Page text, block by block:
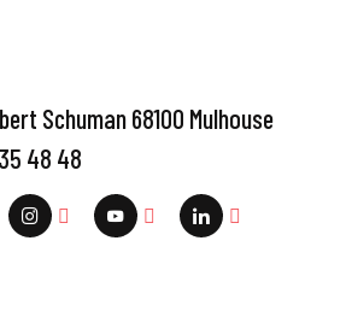
Schuman 68100 Mulhouse
48 48